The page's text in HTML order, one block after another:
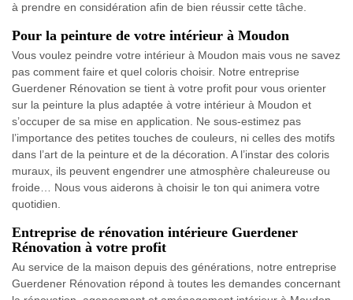
à prendre en considération afin de bien réussir cette tâche.
Pour la peinture de votre intérieur à Moudon
Vous voulez peindre votre intérieur à Moudon mais vous ne savez
pas comment faire et quel coloris choisir. Notre entreprise
Guerdener Rénovation se tient à votre profit pour vous orienter
sur la peinture la plus adaptée à votre intérieur à Moudon et
s’occuper de sa mise en application. Ne sous-estimez pas
l’importance des petites touches de couleurs, ni celles des motifs
dans l’art de la peinture et de la décoration. A l’instar des coloris
muraux, ils peuvent engendrer une atmosphère chaleureuse ou
froide… Nous vous aiderons à choisir le ton qui animera votre
quotidien.
Entreprise de rénovation intérieure Guerdener
Rénovation à votre profit
Au service de la maison depuis des générations, notre entreprise
Guerdener Rénovation répond à toutes les demandes concernant